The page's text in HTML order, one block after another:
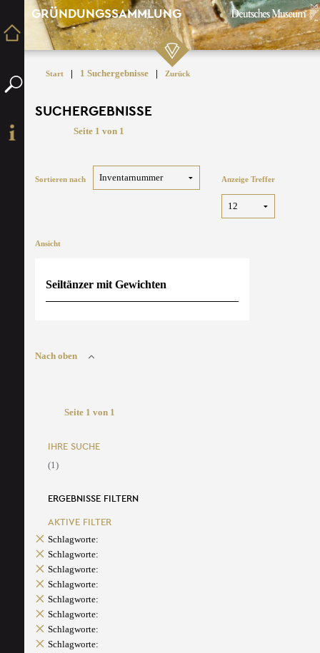
GRÜNDUNGSSAMMLUNG
Start | 1 Suchergebnisse | Zurück
SUCHERGEBNISSE
Seite 1 von 1
Sortieren nach Anzeige Treffer
Ansicht
Seiltänzer mit Gewichten
Nach oben
Seite 1 von 1
IHRE SUCHE
(1)
ERGEBNISSE FILTERN
AKTIVE FILTER
Schlagworte:
Schlagworte:
Schlagworte:
Schlagworte:
Schlagworte:
Schlagworte:
Schlagworte:
Schlagworte: